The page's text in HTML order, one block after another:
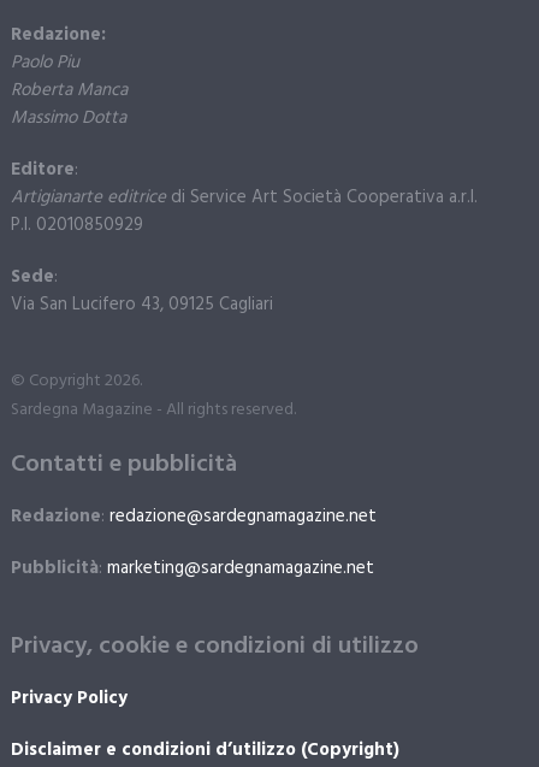
Redazione:
Paolo Piu
Roberta Manca
Massimo Dotta
Editore:
Artigianarte editricedi Service Art Società Cooperativa a.r.l.
P.I. 02010850929
Sede:
Via San Lucifero 43, 09125 Cagliari
© Copyright 2026.
Sardegna Magazine - All rights reserved.
Contatti e pubblicità
Redazione: redazione@sardegnamagazine.net
Pubblicità: marketing@sardegnamagazine.net
Privacy, cookie e condizioni di utilizzo
Privacy Policy
Disclaimer e condizioni d’utilizzo (Copyright)